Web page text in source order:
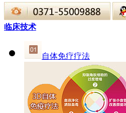
临床技术
自体免疗疗法